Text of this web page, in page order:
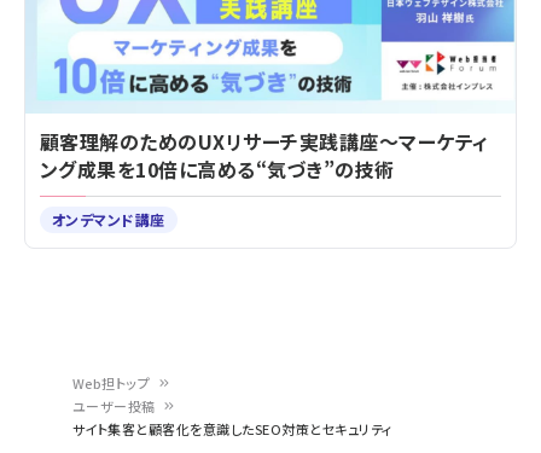
Web担トップ
ユーザー投稿
サイト集客と顧客化を意識したSEO対策とセキュリティ
顧客理解のためのUXリサーチ実践講座～マーケティ
ング成果を10倍に高める“気づき”の技術
オンデマンド講座